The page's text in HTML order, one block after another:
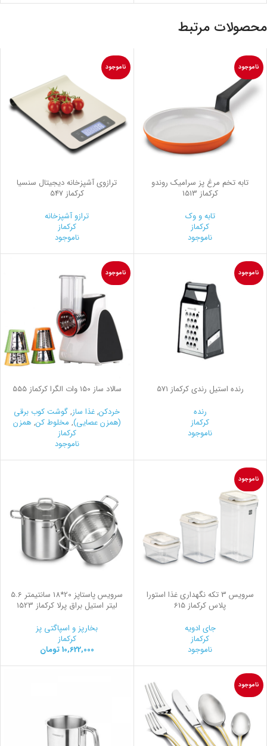
محصولات مرتبط
ناموجود
تابه تخم مرغ پز سرامیک روندو
کرکماز 1513
تابه و وک
کرکماز
ناموجود
ناموجود
ترازوی آشپزخانه دیجیتال سنسیا
کرکماز 547
ترازو آشپزخانه
کرکماز
ناموجود
ناموجود
رنده استیل رندي کرکماز 571
رنده
کرکماز
ناموجود
ناموجود
سالاد ساز 150 وات الگرا کرکماز 555
خردکن,غذا ساز,گوشت کوب برقی
(همزن عصایی), مخلوط کن, همزن
کرکماز
ناموجود
ناموجود
سرويس 3 تكه نگهداری غذا استورا
پلاس کرکماز 615
جای ادویه
کرکماز
ناموجود
سرویس پاستاپز 20*18 سانتیمتر 5.6
لیتر استیل براق پرلا کرکماز 1523
بخارپز و اسپاگتی پز
کرکماز
10,622,000 تومان
ناموجود